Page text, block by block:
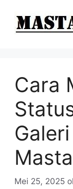
Cara
Mei 25, 2025